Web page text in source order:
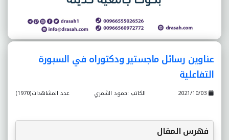
عناوين رسائل ماجستير ودكتوراه في السبورة
التفاعلية
عدد المشاهدات(1970) الكاتب :حمود الشمري
فهرس المقال